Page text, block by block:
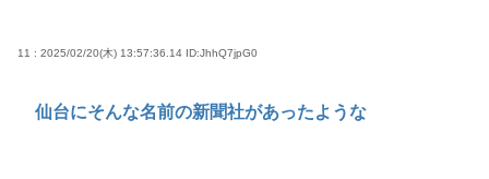
11 : 2025/02/20(木) 13:57:36.14 ID:JhhQ7jpG0
仙台にそんな名前の新聞社があったような